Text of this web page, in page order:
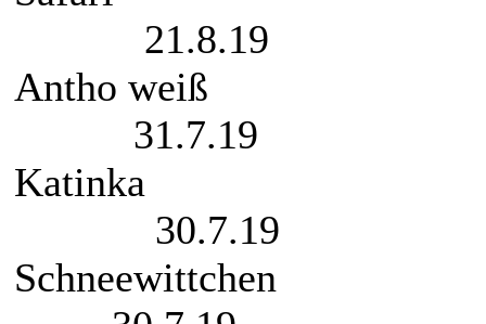
21.8.19
31.7.19
30.7.19